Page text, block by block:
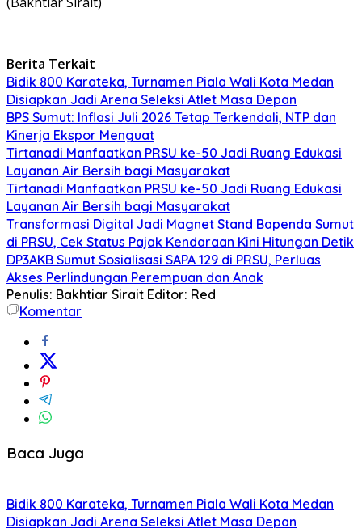
Berita Terkait
Bidik 800 Karateka, Turnamen Piala Wali Kota Medan
Disiapkan Jadi Arena Seleksi Atlet Masa Depan
BPS Sumut: Inflasi Juli 2026 Tetap Terkendali, NTP dan
Kinerja Ekspor Menguat
Tirtanadi Manfaatkan PRSU ke-50 Jadi Ruang Edukasi
Layanan Air Bersih bagi Masyarakat
Tirtanadi Manfaatkan PRSU ke-50 Jadi Ruang Edukasi
Layanan Air Bersih bagi Masyarakat
Transformasi Digital Jadi Magnet Stand Bapenda Sumut
di PRSU, Cek Status Pajak Kendaraan Kini Hitungan Detik
DP3AKB Sumut Sosialisasi SAPA 129 di PRSU, Perluas
Akses Perlindungan Perempuan dan Anak
Penulis: Bakhtiar Sirait Editor: Red
Komentar
Baca Juga
Bidik 800 Karateka, Turnamen Piala Wali Kota Medan
Disiapkan Jadi Arena Seleksi Atlet Masa Depan